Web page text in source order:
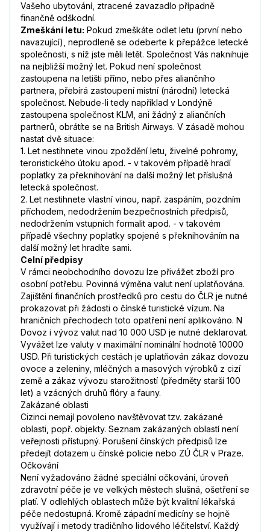
Vašeho ubytování, ztracené zavazadlo případně
finančně odškodní.
Zmeškání letu: Pokud zmeškáte odlet letu (první nebo
navazující), neprodleně se odeberte k přepážce letecké
společnosti, s níž jste měli letět. Společnost Vás naknihuje
na nejbližší možný let. Pokud není společnost
zastoupena na letišti přímo, nebo přes aliančního
partnera, přebírá zastoupení místní (národní) letecká
společnost. Nebude-li tedy například v Londýně
zastoupena společnost KLM, ani žádný z aliančních
partnerů, obrátíte se na British Airways. V zásadě mohou
nastat dvě situace:
1. Let nestihnete vinou zpoždění letu, živelné pohromy,
teroristického útoku apod. - v takovém případě hradí
poplatky za překnihování na další možný let příslušná
letecká společnost.
2. Let nestihnete vlastní vinou, např. zaspáním, pozdním
příchodem, nedodržením bezpečnostních předpisů,
nedodržením vstupních formalit apod. - v takovém
případě všechny poplatky spojené s překnihováním na
další možný let hradíte sami.
Celní předpisy
V rámci neobchodního dovozu lze přivážet zboží pro
osobní potřebu. Povinná výměna valut není uplatňována.
Zajištění finančních prostředků pro cestu do ČLR je nutné
prokazovat při žádosti o čínské turistické vízum. Na
hraničních přechodech toto opatření není aplikováno. N
Dovoz i vývoz valut nad 10 000 USD je nutné deklarovat.
Vyvážet lze valuty v maximální nominální hodnotě 10000
USD. Při turistických cestách je uplatňován zákaz dovozu
ovoce a zeleniny, mléčných a masových výrobků z cizí
země a zákaz vývozu starožitností (předměty starší 100
let) a vzácných druhů flóry a fauny.
Zakázané oblasti
Cizinci nemají povoleno navštěvovat tzv. zakázané
oblasti, popř. objekty. Seznam zakázaných oblastí není
veřejnosti přístupný. Porušení čínských předpisů lze
předejít dotazem u čínské policie nebo ZÚ ČLR v Praze.
Očkování
Není vyžadováno žádné speciální očkování, úroveň
zdravotní péče je ve velkých městech slušná, ošetření se
platí. V odlehlých oblastech může být kvalitní lékařská
péče nedostupná. Kromě západní medicíny se hojně
využívají i metody tradičního lidového léčitelství. Každý